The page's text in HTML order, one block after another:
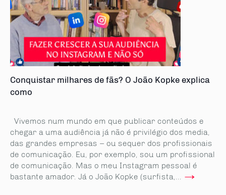
Conquistar milhares de fãs? O João Kopke explica
como
Vivemos num mundo em que publicar conteúdos e
chegar a uma audiência já não é privilégio dos media,
das grandes empresas – ou sequer dos profissionais
de comunicação. Eu, por exemplo, sou um profissional
de comunicação. Mas o meu Instagram pessoal é
bastante amador. Já o João Kopke (surfista,...→